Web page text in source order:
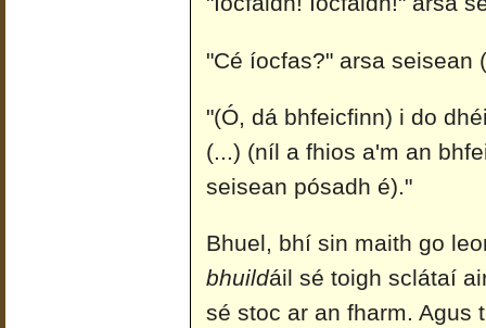
"Cé íocfas?" arsa seisean
"(Ó, dá bhfeicfinn) i do
(...) (níl a fhios a'm an
seisean pósadh é)."
Bhuel, bhí sin maith go
bhuildáil sé toigh sclátaí
sé stoc ar an fharm. Agus